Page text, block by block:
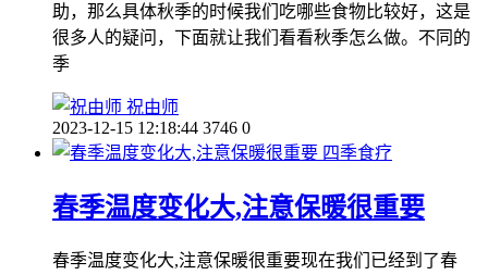
助，那么具体秋季的时候我们吃哪些食物比较好，这是
很多人的疑问，下面就让我们看看秋季怎么做。不同的
季
祝由师
2023-12-15 12:18:44 3746 0
四季食疗
春季温度变化大,注意保暖很重要
春季温度变化大,注意保暖很重要现在我们已经到了春